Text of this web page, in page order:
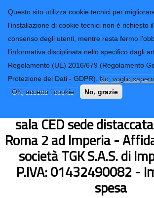
Questo sito utilizza cookie tecnici per
l'installazione di cookie tecnici non è richiesto
consenso degli utenti, mentre resta fermo
l'informativa disciplinata nello specifico dagli
Regolamento (UE) 2016/679 (Regolamento
Protezione dei Dati - GDPR). No, voglio
OK, accetto i cookie
No, grazie
Provincia di
Imperia
Form di ricerca
Intervento di
straordinaria per
sala CED sede
Roma 2 ad Imperia -
società TGK S.A.S. di
P.IVA: 01432490082 -
spesa